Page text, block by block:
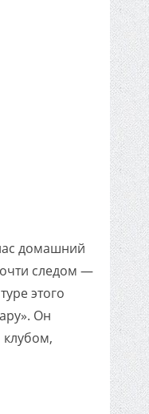
домашний
следом —
этого
Он
клубом,